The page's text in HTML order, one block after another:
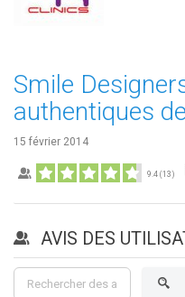
Smile
authentiques
15 février 2014
9.4 (13 )
AVIS DES